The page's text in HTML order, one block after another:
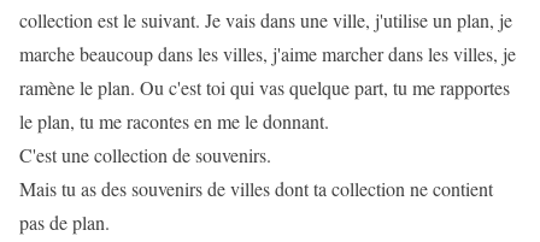
collection est le suivant. Je vais dans une ville, j'utilise un plan, je
marche beaucoup dans les villes, j'aime marcher dans les villes, je
ramène le plan. Ou c'est toi qui vas quelque part, tu me rapportes
le plan, tu me racontes en me le donnant.
C'est une collection de souvenirs.
Mais tu as des souvenirs de villes dont ta collection ne contient
pas de plan.